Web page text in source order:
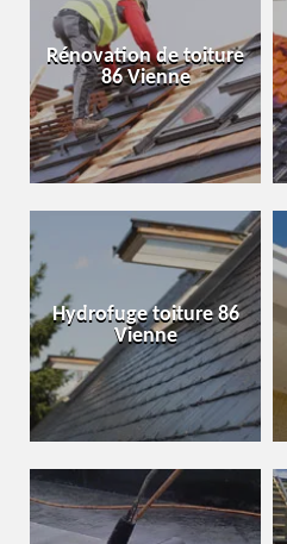
Rénovation de toiture
86 Vienne
Hydrofuge toiture 86
Vienne